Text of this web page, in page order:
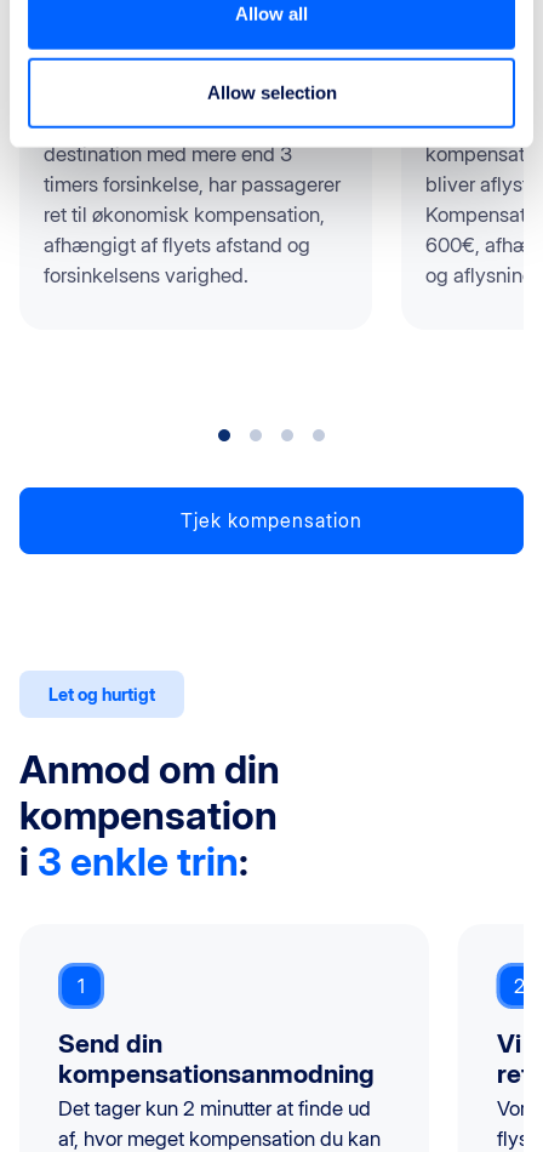
Allow all
Allow selection
Forsinkede fly
Hvis et fly ankommer til sin
destination med mere end 3
timers forsinkelse, har passagerer
ret til økonomisk kompensation,
afhængigt af flyets afstand og
forsinkelsens varighed.
Passagerer
bliver aflyst
600€,
og
Tjek kompensation
Let og hurtigt
Anmod om din
kompensation
i 3 enkle trin:
1
Send din
kompensationsanmodning
Det tager kun 2 minutter at finde ud
af, hvor meget kompensation du kan
2
Vi